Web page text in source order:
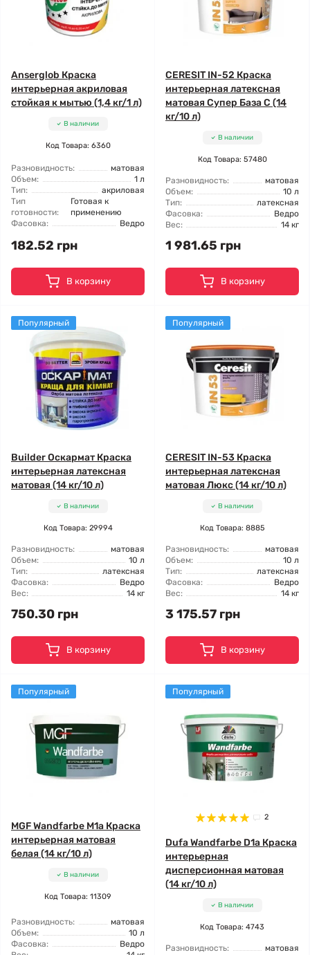
Anserglob Краска
интерьерная акриловая
стойкая к мытью (1,4 кг/1 л)
В наличии
Код Товара: 6360
Разновидность:
матовая
Объем:
1 л
Тип:
акриловая
Тип
готовности:
Готовая к
применению
Фасовка:
Ведро
182.52 грн
В корзину
CERESIT IN-52 Краска
интерьерная латексная
матовая Супер База C (14
кг/10 л)
В наличии
Код Товара: 57480
Разновидность:
матовая
Объем:
10 л
Тип:
латексная
Фасовка:
Ведро
Вес:
14 кг
1 981.65 грн
В корзину
Популярный
Builder Оскармат Краска
интерьерная латексная
матовая (14 кг/10 л)
В наличии
Код Товара: 29994
Разновидность:
матовая
Объем:
10 л
Тип:
латексная
Фасовка:
Ведро
Вес:
14 кг
750.30 грн
В корзину
Популярный
CERESIT IN-53 Краска
интерьерная латексная
матовая Люкс (14 кг/10 л)
В наличии
Код Товара: 8885
Разновидность:
матовая
Объем:
10 л
Тип:
латексная
Фасовка:
Ведро
Вес:
14 кг
3 175.57 грн
В корзину
Популярный
MGF Wandfarbe M1a Краска
интерьерная матовая
белая (14 кг/10 л)
В наличии
Код Товара: 11309
Разновидность:
матовая
Объем:
10 л
Фасовка:
Ведро
Популярный
2
Dufa Wandfarbe D1a Краска
интерьерная
дисперсионная матовая
(14 кг/10 л)
В наличии
Код Товара: 4743
Разновидность:
матовая